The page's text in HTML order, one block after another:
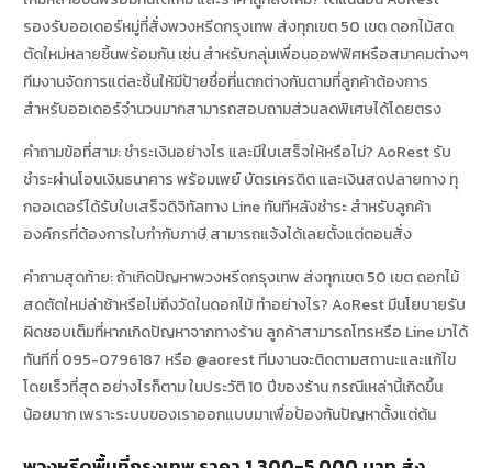
รองรับออเดอร์หมู่ที่สั่งพวงหรีดกรุงเทพ ส่งทุกเขต 50 เขต ดอกไม้สด
ตัดใหม่หลายชิ้นพร้อมกัน เช่น สำหรับกลุ่มเพื่อนออฟฟิศหรือสมาคมต่างๆ
ทีมงานจัดการแต่ละชิ้นให้มีป้ายชื่อที่แตกต่างกันตามที่ลูกค้าต้องการ
สำหรับออเดอร์จำนวนมากสามารถสอบถามส่วนลดพิเศษได้โดยตรง
คำถามข้อที่สาม: ชำระเงินอย่างไร และมีใบเสร็จให้หรือไม่? AoRest รับ
ชำระผ่านโอนเงินธนาคาร พร้อมเพย์ บัตรเครดิต และเงินสดปลายทาง ทุ
กออเดอร์ได้รับใบเสร็จดิจิทัลทาง Line ทันทีหลังชำระ สำหรับลูกค้า
องค์กรที่ต้องการใบกำกับภาษี สามารถแจ้งได้เลยตั้งแต่ตอนสั่ง
คำถามสุดท้าย: ถ้าเกิดปัญหาพวงหรีดกรุงเทพ ส่งทุกเขต 50 เขต ดอกไม้
สดตัดใหม่ล่าช้าหรือไม่ถึงวัดในดอกไม้ ทำอย่างไร? AoRest มีนโยบายรับ
ผิดชอบเต็มที่หากเกิดปัญหาจากทางร้าน ลูกค้าสามารถโทรหรือ Line มาได้
ทันทีที่ 095-0796187 หรือ @aorest ทีมงานจะติดตามสถานะและแก้ไข
โดยเร็วที่สุด อย่างไรก็ตาม ในประวัติ 10 ปีของร้าน กรณีเหล่านี้เกิดขึ้น
น้อยมาก เพราะระบบของเราออกแบบมาเพื่อป้องกันปัญหาตั้งแต่ต้น